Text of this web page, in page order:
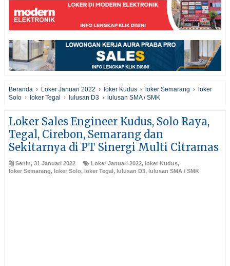
Beranda › Loker Januari 2022 › loker Kudus › loker Semarang › loker
Solo › loker Tegal › lulusan D3 › lulusan SMA / SMK
Loker Sales Engineer Kudus, Solo Raya,
Tegal, Cirebon, Semarang dan
Sekitarnya di PT Sinergi Multi Citramas
Senin, 31 Januari 2022 Loker Januari 2022, loker Kudus,
loker Semarang, loker Solo, loker Tegal, lulusan D3, lulusan SMA / SMK